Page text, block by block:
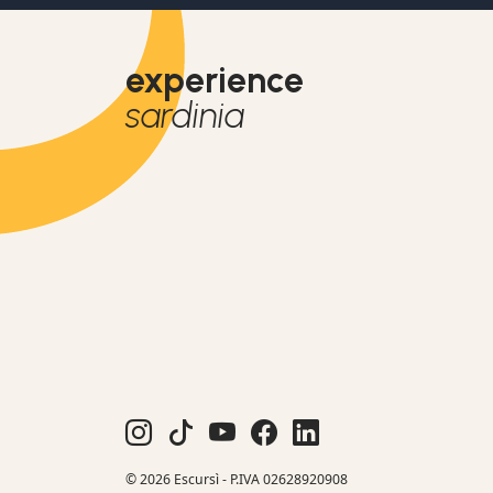
experience
sardinia
© 2026 Escursì - P.IVA 02628920908